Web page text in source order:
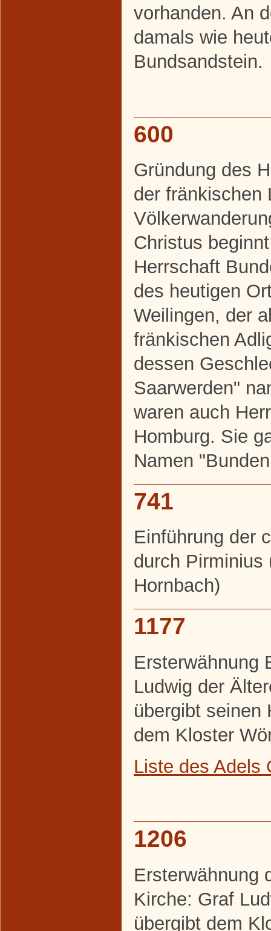
vorhanden. An
damals wie
Bundsandstein.
600
Gründung des
der fränkischen
Christus
Herrschaft
des heutigen
Weilingen, der
fränkischen
dessen
Saarwerden"
waren auch
Homburg. Sie
Namen
741
Einführung der
durch Pirminius
Hornbach)
1177
Ersterwähnung
Ludwig der
übergibt seinen
dem Kloster
Liste des Adels
1206
Ersterwähnung
Kirche: Graf
übergibt dem